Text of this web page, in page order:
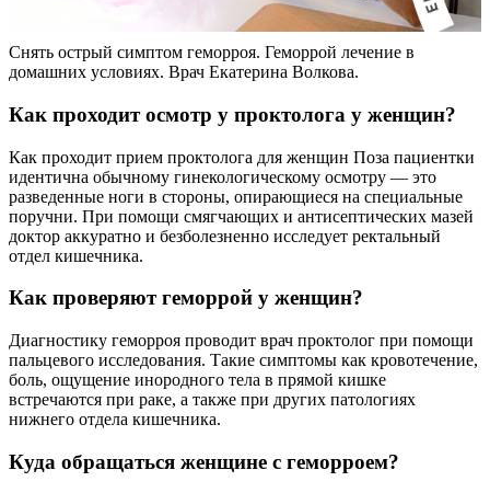
Снять острый симптом геморроя. Геморрой лечение в
домашних условиях. Врач Екатерина Волкова.
Как проходит осмотр у проктолога у женщин?
Как проходит прием проктолога для женщин Поза пациентки
идентична обычному гинекологическому осмотру — это
разведенные ноги в стороны, опирающиеся на специальные
поручни. При помощи смягчающих и антисептических мазей
доктор аккуратно и безболезненно исследует ректальный
отдел кишечника.
Как проверяют геморрой у женщин?
Диагностику геморроя проводит врач проктолог при помощи
пальцевого исследования. Такие симптомы как кровотечение,
боль, ощущение инородного тела в прямой кишке
встречаются при раке, а также при других патологиях
нижнего отдела кишечника.
Куда обращаться женщине с геморроем?